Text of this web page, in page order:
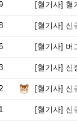
[혈기사] 혈
[혈기사] 신규
[혈기사] 버
[혈기사] 신
[혈기사] 신
[혈기사] 신